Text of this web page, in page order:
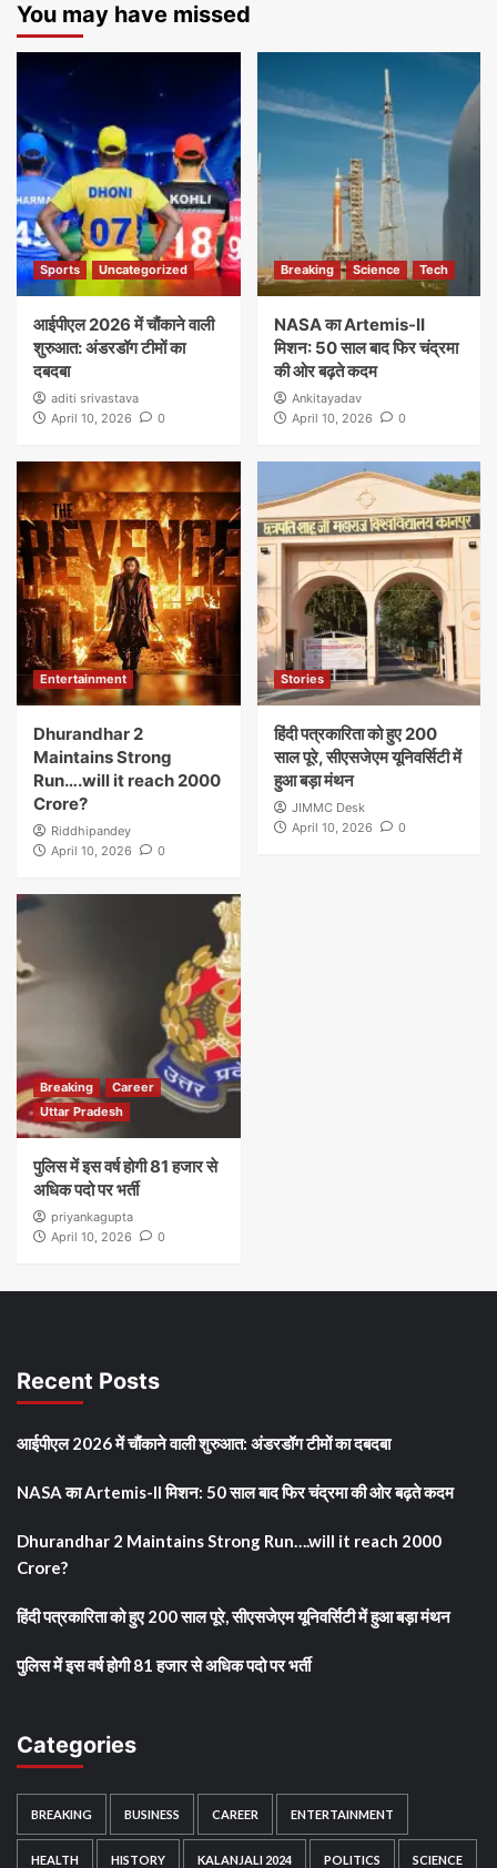
You may have missed
Sports Uncategorized
आईपीएल 2026 में चौंकाने वाली
शुरुआत: अंडरडॉग टीमों का
दबदबा
aditi srivastava
April 10, 2026
0
Breaking Science Tech
NASA का Artemis-II
मिशन: 50 साल बाद फिर चंद्रमा
की ओर बढ़ते कदम
Ankitayadav
April 10, 2026
0
Entertainment
Dhurandhar 2
Maintains Strong
Run….will it reach 2000
Crore?
Riddhipandey
April 10, 2026
0
Stories
हिंदी पत्रकारिता को हुए 200
साल पूरे, सीएसजेएम यूनिवर्सिटी में
हुआ बड़ा मंथन
JIMMC Desk
April 10, 2026
0
Breaking
Career
Uttar Pradesh
पुलिस में इस वर्ष होगी 81 हजार से
अधिक पदो पर भर्ती
priyankagupta
April 10, 2026
0
Recent Posts
आईपीएल 2026 में चौंकाने वाली शुरुआत: अंडरडॉग टीमों का दबदबा
NASA का Artemis-II मिशन: 50 साल बाद फिर चंद्रमा की ओर बढ़ते कदम
Dhurandhar 2 Maintains Strong Run….will it reach 2000
Crore?
हिंदी पत्रकारिता को हुए 200 साल पूरे, सीएसजेएम यूनिवर्सिटी में हुआ बड़ा मंथन
पुलिस में इस वर्ष होगी 81 हजार से अधिक पदो पर भर्ती
Categories
BREAKING BUSINESS CAREER ENTERTAINMENT
HEALTH HISTORY KALANJALI 2024 POLITICS SCIENCE